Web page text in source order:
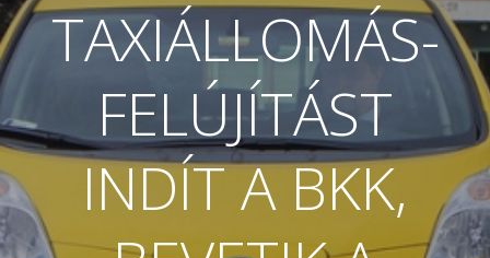
TAXIÁLLOMÁS-
FELÚJÍTÁST
INDÍT A BKK,